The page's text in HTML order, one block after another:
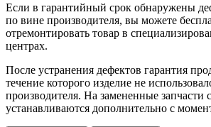
Если в гарантийный срок обнаружены
по вине производителя, вы можете
отремонтировать товар в
центрах.
После устранения дефектов гарантия
течение которого изделие не
производителя. На замененные запчасти
устанавливаются дополнительно с